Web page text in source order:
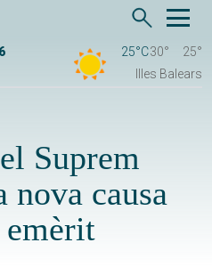
25°C30°
25°
Illes Balears
Suprem
nova causa